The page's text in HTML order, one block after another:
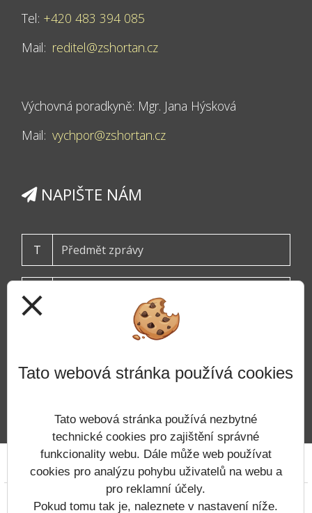
Tel: +420 483 394 085
Mail: reditel@zshortan.cz
Výchovná poradkyně: Mgr. Jana Hýsková
Mail: vychpor@zshortan.cz
NAPIŠTE NÁM
T
Prohlášení o přístupnosti Mapa webu Cookies
Copyright © 2022 - 2023 ZŠ Tanvald &
close
Tato webová stránka používá cookies
Tato webová stránka používá nezbytné
technické cookies pro zajištění správné
funkcionality webu. Dále může web používat
cookies pro analýzu pohybu uživatelů na webu a
pro reklamní účely.
Pokud tomu tak je, naleznete v nastavení níže.